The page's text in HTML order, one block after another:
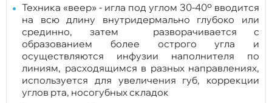
Техника «веер» - игла под углом 30-40º вводится
на всю длину внутридермально глубоко или
срединно, затем разворачивается с
образованием более острого угла и
осуществляются инфузии наполнителя по
линиям, расходящимся в разных направлениях,
используется для увеличения губ, коррекции
углов рта, носогубных складок